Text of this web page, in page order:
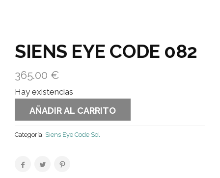
SIENS EYE CODE 082
365.00 €
Hay existencias
AÑADIR AL CARRITO
Categoría: Siens Eye Code Sol